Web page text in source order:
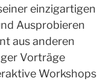
einzigartigen
Ausprobieren
aus anderen
Vorträge
Workshops